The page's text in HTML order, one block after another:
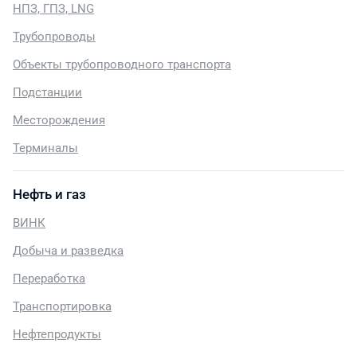
НПЗ, ГПЗ, LNG
Трубопроводы
Объекты трубопроводного транспорта
Подстанции
Месторождения
Терминалы
Нефть и газ
ВИНК
Добыча и разведка
Переработка
Транспортировка
Нефтепродукты